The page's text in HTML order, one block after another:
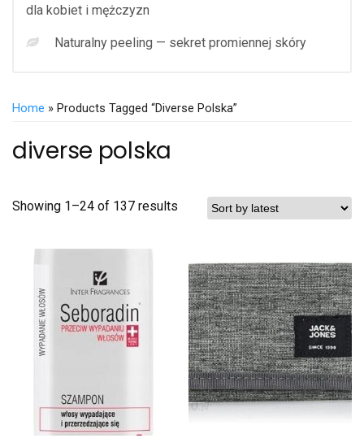
dla kobiet i mężczyzn
Naturalny peeling — sekret promiennej skóry
Home » Products Tagged “diverse Polska”
diverse polska
Showing 1–24 of 137 results